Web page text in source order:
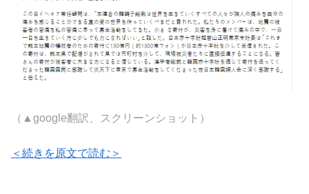
（▲google翻訳、スクリーンショット）
＜続きを原文で読む＞